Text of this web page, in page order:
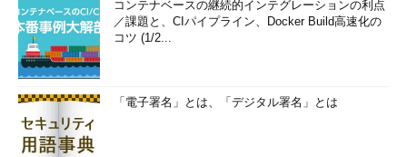
727.2624
SUM
SUM関数は、指定された列の合計値を返します。NULL値は無
視され、集計が行われます。
次の例では、特定の顧客が支払った合計の金額を求めていま
コンテナベースの継続的インテグレーションの利点
／課題と、CIパイプライン、Docker Build高速化の
コツ (1/2...
「電子署名」とは、「デジタル署名」とは